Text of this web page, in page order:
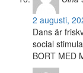
2 augusti,
Dans är
social
BORT MED